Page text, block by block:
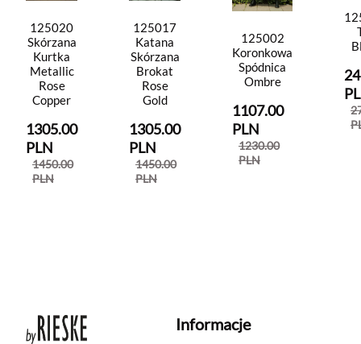
125020
Skórzana
Kurtka
Metallic
Rose
Copper
1305.00
PLN
1450.00
PLN
125017
Katana
Skórzana
Brokat
Rose
Gold
1305.00
PLN
1450.00
PLN
125002
Koronkowa
Spódnica
Ombre
1107.00
PLN
1230.00
PLN
Informacje